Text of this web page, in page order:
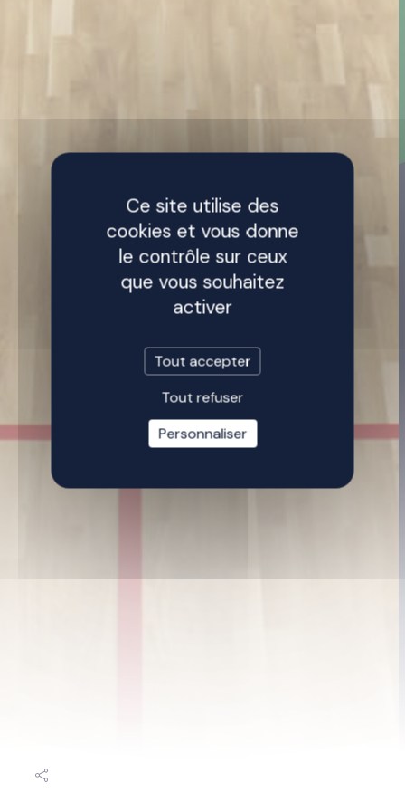
Ce site utilise des
cookies et vous donne
le contrôle sur ceux
que vous souhaitez
activer
Tout accepter
Tout refuser
Personnaliser